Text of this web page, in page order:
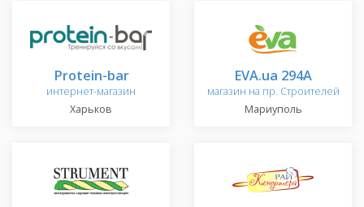
Protein-bar
интернет-магазин
Харьков
EVA.ua 294A
магазин на пр. Строителей
Мариуполь